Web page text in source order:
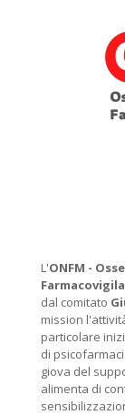
L'ONFM -
dal comitato
mission
particolare
di
giova del
alimenta di